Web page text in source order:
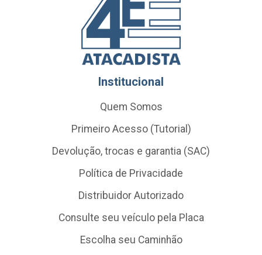
Institucional
Quem Somos
Primeiro Acesso (Tutorial)
Devolução, trocas e garantia (SAC)
Política de Privacidade
Distribuidor Autorizado
Consulte seu veículo pela Placa
Escolha seu Caminhão